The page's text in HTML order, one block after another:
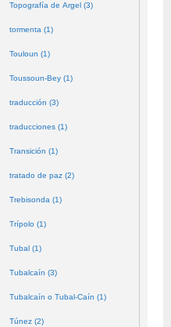
Topografía de Argel (3)
tormenta (1)
Touloun (1)
Toussoun-Bey (1)
traducción (3)
traducciones (1)
Transición (1)
tratado de paz (2)
Trebisonda (1)
Trípolo (1)
Tubal (1)
Tubalcaín (3)
Tubalcaín o Tubal-Caín (1)
Túnez (2)